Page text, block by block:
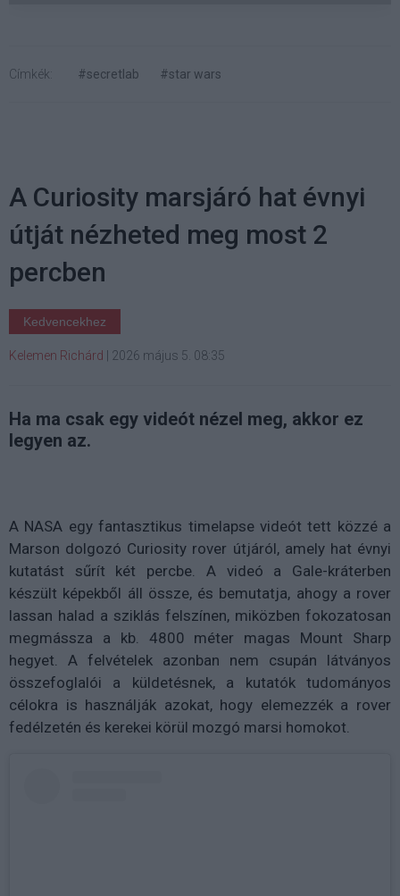
Címkék: #secretlab #star wars
A Curiosity marsjáró hat évnyi
útját nézheted meg most 2
percben
Kedvencekhez
Kelemen Richárd 2026 május 5. 08:35
Ha ma csak egy videót nézel meg, akkor ez
legyen az.
A NASA egy fantasztikus timelapse videót tett közzé a
Marson dolgozó Curiosity rover útjáról, amely hat évnyi
kutatást sűrít két percbe. A videó a Gale-kráterben
készült képekből áll össze, és bemutatja, ahogy a rover
lassan halad a sziklás felszínen, miközben fokozatosan
megmássza a kb. 4800 méter magas Mount Sharp
hegyet. A felvételek azonban nem csupán látványos
összefoglalói a küldetésnek, a kutatók tudományos
célokra is használják azokat, hogy elemezzék a rover
fedélzetén és kerekei körül mozgó marsi homokot.